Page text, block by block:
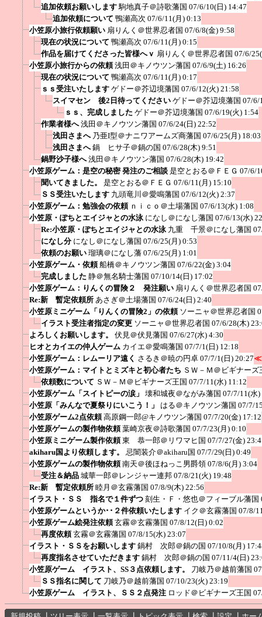
追加依頼お願いします 駒地真子＠詩歌藩国 07/6/10(日) 14:47
追加依頼について 鴨瀬高次 07/6/11(月) 0:13
小笠原小旅行依頼願い 扇りんく＠世界忍者国 07/6/8(金) 9:58
現在の状況について 鴨瀬高次 07/6/11(月) 0:15
作品を届けてくださった皆様へｖ 扇りんく＠世界忍者国 07/6/
小笠原小旅行からの依頼 浅田＠キノウツン藩国 07/6/9(土) 16:26
現在の状況について 鴨瀬高次 07/6/11(月) 0:17
ｓｓ受注いたします ゲドー＠芥辺境藩国 07/6/12(火) 21:58
スイマセン 後2日待ってください ゲドー＠芥辺境藩国 07/6/
ｓｓ、完成しました ゲドー＠芥辺境藩国 07/6/19(火) 1:54
作業者様へ 浅田＠キノウツン藩国 07/6/24(日) 22:52
浅田さまへ 乃亜I型＠ナニワアームズ商藩国 07/6/25(月) 18:03
浅田さまへ 鍋 ヒサ子＠鍋の国 07/6/28(木) 9:51
鍋野沙子様へ 浅田＠キノウツン藩国 07/6/28(木) 19:42
小笠原ゲーム：是空の秘密 発注のご相談 是空とおる＠ＦＥＧ 07/6/
聞いてきました。
是空とおる＠ＦＥＧ 07/6/11(月) 15:10
ＳＳ受注いたします 九頭竜川＠愛鳴藩国 07/6/12(火) 2:37
小笠原ゲーム：勉強会の依頼 ｎｉｃｏ＠土場藩国 07/6/13(水) 1:08
小笠原・ぽちとエイジャとの水泳 になし＠になし藩国 07/6/13(水)
Re:小笠原・ぽちとエイジャとの水泳 九重 千景＠になし藩国
になし分 になし＠になし藩国 07/6/25(月) 0:53
依頼のお願い 瑠璃＠になし藩 07/6/25(月) 1:01
小笠原ゲーム・依頼 船橋＠キノウツン藩国 07/6/22(金) 3:04
完成しました 静＠無名騎士藩国 07/10/14(日) 17:02
小笠原ゲーム：りんくの冒険２ 発注願い 扇りんく＠世界忍者国
Re:新 暫定依頼所 あさぎ＠土場藩国 07/6/24(日) 2:40
小笠原ミニゲーム「りんくの冒険2」の依頼 ソーニャ＠世界忍者国
イラスト受注者指定の変更 ソーニャ＠世界忍者国 07/6/28(木)
よろしくお願いします。
伏見＠伏見藩国 07/6/27(水) 4:30
ヒオとカイエの仲人ゲーム カイエ＠愛鳴藩国 07/7/1(日) 12:18
小笠原ゲーム：レムーリア遠く さるき＠暁の円卓 07/7/1(日) 20:27≪
小笠原ゲーム：マイトとミズキと初心者たち ＳＷ－Ｍ＠ビギナーズ
依頼数について ＳＷ－Ｍ＠ビギナーズ王国 07/7/11(水) 11:12
小笠原ゲーム「スイトピーの涙」
壊和城夜＠ながみ藩国 07/7/11(水)
小笠原「みんなで夏祭りにいこう！」
はる＠キノウツン藩国 07/7/
小笠原ゲーム2点依頼 高原鋼一郎@キノウツン藩国 07/7/20(金) 17:12
小笠原ゲームの製作物依頼 葉崎京夜＠詩歌藩国 07/7/23(月) 0:10
小笠原ミニゲーム製作依頼 東 恭一郎＠リワマヒ国 07/7/27(金)
akiharu国より依頼します。
忌闇装介＠akiharu国 07/7/29(日) 0:49
小笠原ゲームの製作物依頼 南天＠後ほねっこ男爵領 07/8/6(月) 3:04
受注＆納品 城華一郎＠レンジャー連邦 07/8/21(火) 19:48
Re:新 暫定依頼所 睦月＠玄霧藩国 07/8/9(木) 22:56
イラスト・ＳＳ 指名で１件ずつ 刻生・Ｆ・悠也＠フィーブル藩国
小笠原ゲームというか･･２件依頼いたします イク＠玄霧藩国 07/8/
小笠原ゲーム絵発注依頼 玄霧＠玄霧藩国 07/8/12(日) 0:02
再度依頼 玄霧＠玄霧藩国 07/8/15(水) 23:07
イラスト・ＳＳをお願いします 鍋村 次郎＠鍋の国 07/10/8(月)
再度指名させていただきます 鍋村 次郎＠鍋の国 07/11/4(日)
小笠原ゲーム イラスト、SS３点依頼します。
刀岐乃＠越前藩国
ＳＳ指名に関して 刀岐乃＠越前藩国 07/10/23(火) 23:19
小笠原ゲーム イラスト、ＳＳ２点発注 ロッド＠ビギナーズ王国